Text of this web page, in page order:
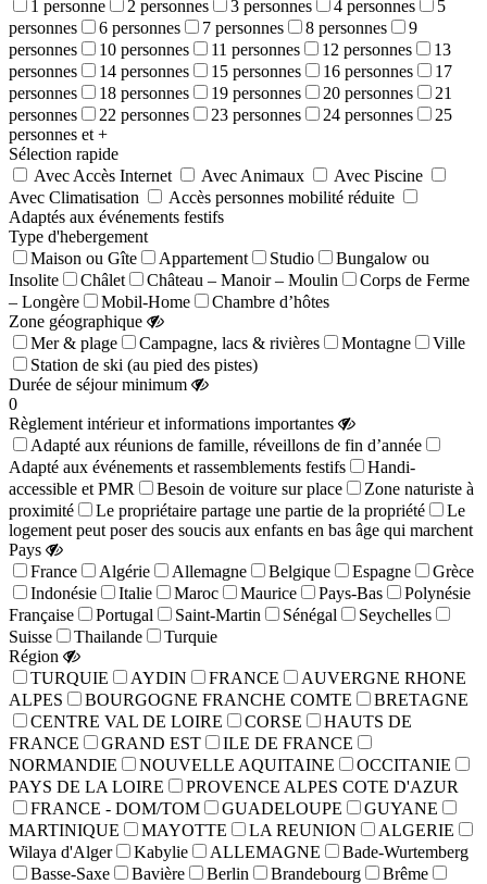
1 personne
2 personnes 3 personnes 4 personnes
5
personnes
6 personnes 7 personnes 8 personnes
9
personnes
10 personnes 11 personnes 12 personnes
13
personnes
14 personnes 15 personnes 16 personnes
17
personnes
18 personnes 19 personnes 20 personnes
21
personnes
22 personnes 23 personnes 24 personnes
25
personnes et +
Sélection rapide
Avec Accès Internet
Avec Animaux
Avec Piscine
Avec Climatisation
Accès personnes mobilité réduite
Adaptés aux événements festifs
Type d'hebergement
Maison ou Gîte
Appartement Studio
Bungalow ou
Insolite
Châlet Château – Manoir – Moulin
Corps de Ferme
– Longère
Mobil-Home
Chambre d’hôtes
Zone géographique
Mer & plage
Campagne, lacs & rivières Montagne
Ville
Station de ski (au pied des pistes)
Durée de séjour minimum
0
Règlement intérieur et informations importantes
Adapté aux réunions de famille, réveillons de fin d’année
Adapté aux événements et rassemblements festifs
Handi-
accessible et PMR
Besoin de voiture sur place
Zone naturiste à
proximité
Le propriétaire partage une partie de la propriété
Le
logement peut poser des soucis aux enfants en bas âge qui marchent
Pays
France
Algérie Allemagne Belgique Espagne
Grèce
Indonésie
Italie Maroc Maurice Pays-Bas
Polynésie
Française
Portugal Saint-Martin Sénégal
Seychelles
Suisse
Thailande
Turquie
Région
TURQUIE
AYDIN FRANCE
AUVERGNE RHONE
ALPES
BOURGOGNE FRANCHE COMTE
BRETAGNE
CENTRE VAL DE LOIRE
CORSE
HAUTS DE
FRANCE
GRAND EST
ILE DE FRANCE
NORMANDIE
NOUVELLE AQUITAINE
OCCITANIE
PAYS DE LA LOIRE
PROVENCE ALPES COTE D'AZUR
FRANCE - DOM/TOM
GUADELOUPE
GUYANE
MARTINIQUE
MAYOTTE LA REUNION
ALGERIE
Wilaya d'Alger
Kabylie ALLEMAGNE
Bade-Wurtemberg
Basse-Saxe
Bavière Berlin Brandebourg
Brême